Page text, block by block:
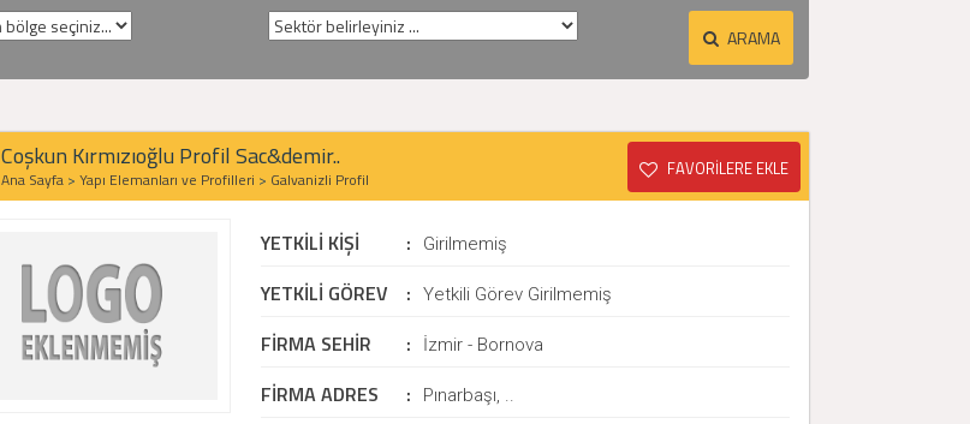
ARAMA
Coşkun Kırmızıoğlu Profil Sac&demir..
Ana Sayfa > Yapı Elemanları ve Profilleri > Galvanizli Profil FAVORİLERE EKLE
YETKİLİ KİŞİ : Girilmemiş
YETKİLİ GÖREV : Yetkili Görev Girilmemiş
FİRMA SEHİR : İzmir - Bornova
FİRMA ADRES : Pınarbaşı, ..